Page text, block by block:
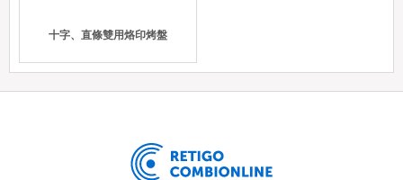
十字、直條雙用烙印烤盤